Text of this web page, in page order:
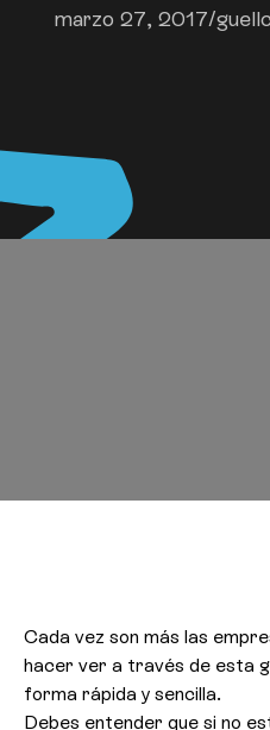
marzo 27, 2017/
Cada vez son más las
hacer ver a través de esta
forma rápida y sencilla.
Debes entender que si no